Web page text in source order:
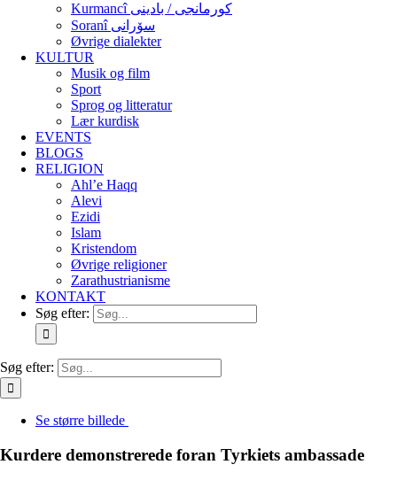
Kurmancî کورمانجی / بادینی
Soranî سۆرانی
Øvrige dialekter
KULTUR
Musik og film
Sport
Sprog og litteratur
Lær kurdisk
EVENTS
BLOGS
RELIGION
Ahl’e Haqq
Alevi
Ezidi
Islam
Kristendom
Øvrige religioner
Zarathustrianisme
KONTAKT
Søg efter:
Søg efter:
Se større billede
Kurdere demonstrerede foran Tyrkiets ambassade